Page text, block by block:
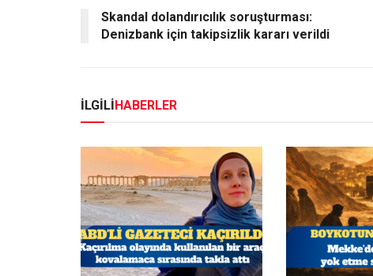
Skandal dolandırıcılık soruşturması:
Denizbank için takipsizlik kararı verildi
İLGİLİHABERLER